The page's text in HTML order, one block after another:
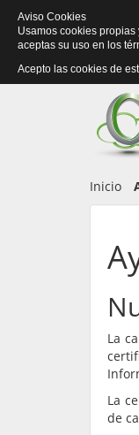
Inicio
La
La
de
Aviso Cookies
Usamos cookies
aceptas su uso en los
Acepto las cookies de